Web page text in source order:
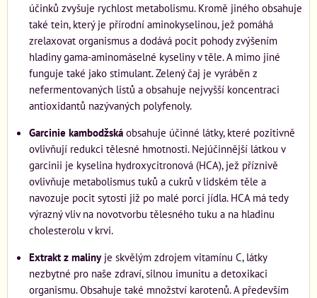
účinků zvyšuje rychlost metabolismu. Kromě jiného obsahuje
také tein, který je přírodní aminokyselinou, jež pomáhá
zrelaxovat organismus a dodává pocit pohody zvýšením
hladiny gama-aminomáselné kyseliny v těle. A mimo jiné
funguje také jako stimulant. Zelený čaj je vyráběn z
nefermentovaných listů a obsahuje nejvyšší koncentraci
antioxidantů nazývaných polyfenoly.
Garcinie kambodžská obsahuje účinné látky, které pozitivně
ovlivňují redukci tělesné hmotnosti. Nejúčinnější látkou v
garcinii je kyselina hydroxycitronová (HCA), jež příznivě
ovlivňuje metabolismus tuků a cukrů v lidském těle a
navozuje pocit sytosti již po malé porci jídla. HCA má tedy
výrazný vliv na novotvorbu tělesného tuku a na hladinu
cholesterolu v krvi.
Extrakt z malinyje skvělým zdrojem vitamínu C, látky
nezbytné pro naše zdraví, silnou imunitu a detoxikaci
organismu. Obsahuje také množství karotenů. A především